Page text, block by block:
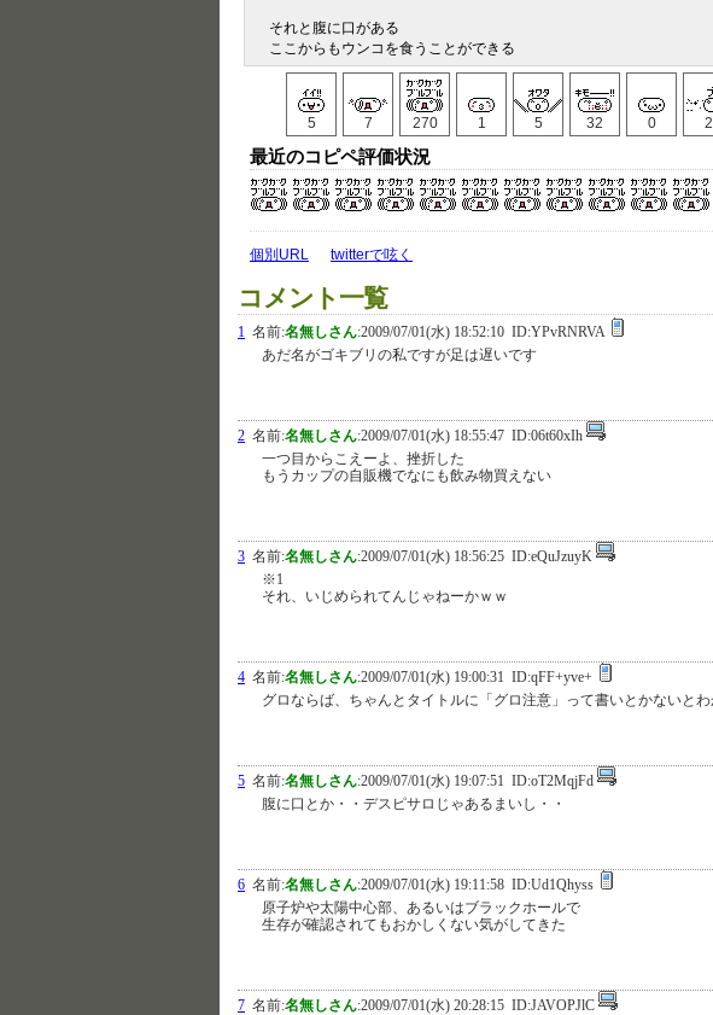
それと腹に口がある
ここからもウンコを食うことができる
5 7 270 1 5 32 0 2
最近のコピペ評価状況
個別URL twitterで呟く
コメント一覧
1 名前:名無しさん:2009/07/01(水) 18:52:10 ID:YPvRNRVA
あだ名がゴキブリの私ですが足は遅いです
2 名前:名無しさん:2009/07/01(水) 18:55:47 ID:06t60xIh
一つ目からこえーよ、挫折した
もうカップの自販機でなにも飲み物買えない
3 名前:名無しさん:2009/07/01(水) 18:56:25 ID:eQuJzuyK
※1
それ、いじめられてんじゃねーかｗｗ
4 名前:名無しさん:2009/07/01(水) 19:00:31 ID:qFF+yve+
グロならば、ちゃんとタイトルに「グロ注意」って書いとかないとわ
5 名前:名無しさん:2009/07/01(水) 19:07:51 ID:oT2MqjFd
腹に口とか・・デスピサロじゃあるまいし・・
6 名前:名無しさん:2009/07/01(水) 19:11:58 ID:Ud1Qhyss
原子炉や太陽中心部、あるいはブラックホールで
生存が確認されてもおかしくない気がしてきた
7 名前:名無しさん:2009/07/01(水) 20:28:15 ID:JAVOPJlC